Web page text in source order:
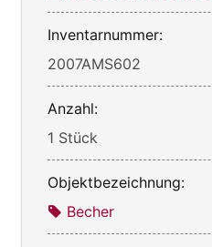
Inventarnummer:
2007AMS602
Anzahl:
1 Stück
Objektbezeichnung:
Becher